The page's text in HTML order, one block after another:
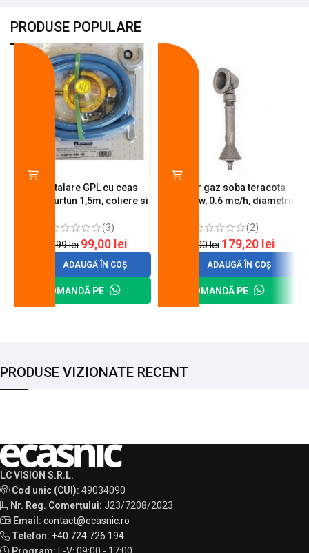
PRODUSE POPULARE
Kit instalare GPL cu ceas
butelie, furtun 1,5m, coliere si
(3)
120,99lei 99,00 lei
ADAUGĂ ÎN COȘ
COMANDĂ PE
Arzator gaz soba teracota
A600, 6 kw, 0.6 mc/h, diametru
(2)
200,00lei 179,20 lei
ADAUGĂ ÎN COȘ
COMANDĂ PE
PRODUSE VIZIONATE RECENT
LC VISION S.R.L.
Cod unic (CUI): 49034090
Nr. Reg. Comerțului: J23/7208/2023
Email: contact@ecasnic.ro
Telefon: +40 724 726 194